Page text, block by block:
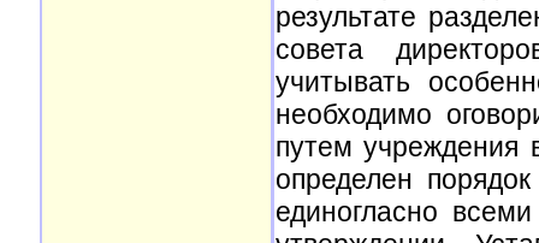
результате
совета
учитывать
необходимо
путем
определен
единогласно